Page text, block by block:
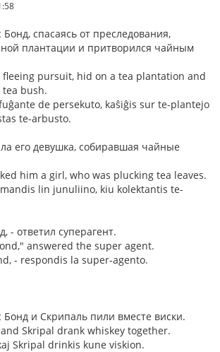
спасаясь от преследования,
плантации и притворился чайным
fleeing pursuit, hid on a tea plantation and
bush.
de persekuto, kaŝiĝis sur te-plantejo
te-arbusto.
его девушка, собиравшая чайные
him a girl, who was plucking tea leaves.
lin junuliino, kiu kolektantis te-
- ответил суперагент.
answered the super agent.
- respondis la super-agento.
и Скрипаль пили вместе виски.
and Skripal drank whiskey together.
Skripal drinkis kune viskion.